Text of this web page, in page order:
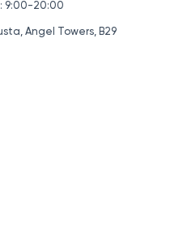
9:00-20:00
Angel Towers, B29